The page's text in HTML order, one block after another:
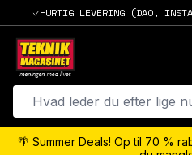
HURTIG LEVERING (DAO,
🌴 Summer Deals! Op til 70 %